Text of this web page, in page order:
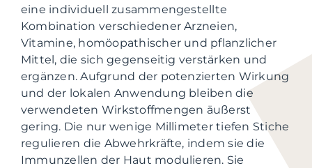
eine individuell zusammengestellte
Kombination verschiedener Arzneien,
Vitamine, homöopathischer und pflanzlicher
Mittel, die sich gegenseitig verstärken und
ergänzen. Aufgrund der potenzierten Wirkung
und der lokalen Anwendung bleiben die
verwendeten Wirkstoffmengen äußerst
gering. Die nur wenige Millimeter tiefen Stiche
regulieren die Abwehrkräfte, indem sie die
Immunzellen der Haut modulieren. Sie